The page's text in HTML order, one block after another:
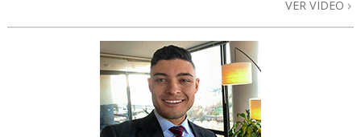
VER VÍDEO